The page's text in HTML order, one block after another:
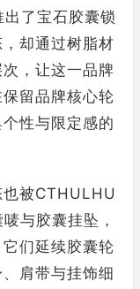
了宝石胶囊锁
却通过树脂材
，让这一品牌
留品牌核心轮
性与限定感的
也被CTHULHU
与胶囊挂坠，
们延续胶囊轮
肩带与挂饰细